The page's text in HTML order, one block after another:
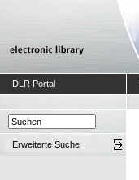
DLR Portal
Erweiterte Suche